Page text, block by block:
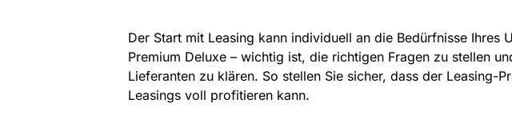
Der Start mit Leasing kann individuell an die Bedürfnisse Ihres
Premium Deluxe – wichtig ist, die richtigen Fragen zu stellen
Lieferanten zu klären. So stellen Sie sicher, dass der Leasing-
Leasings voll profitieren kann.